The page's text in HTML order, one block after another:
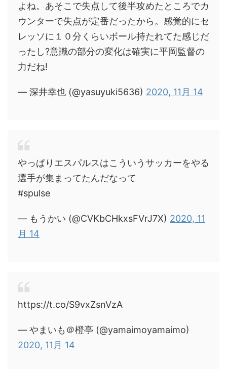
よね。あそこで失点して後半攻めたところでカ
ウンターで失点が定番だったから。感覚的にセ
レッソに１０分くらいボール持たれてた感じだ
ったし?意識の部分の変化は確実に平岡監督の
力だね!
— 深井幸也 (@yasuyuki5636) 2020, 11月 14
やっぱりエスパルスはこういうサッカーをやる
選手が集まってたんだなって
#spulse
— もうかい (@CVKbCHkxsFVrJ7X) 2020, 11
月 14
https://t.co/S9vxZsnVzA
— やまいも＠橙亭 (@yamaimoyamaimo)
2020, 11月 14